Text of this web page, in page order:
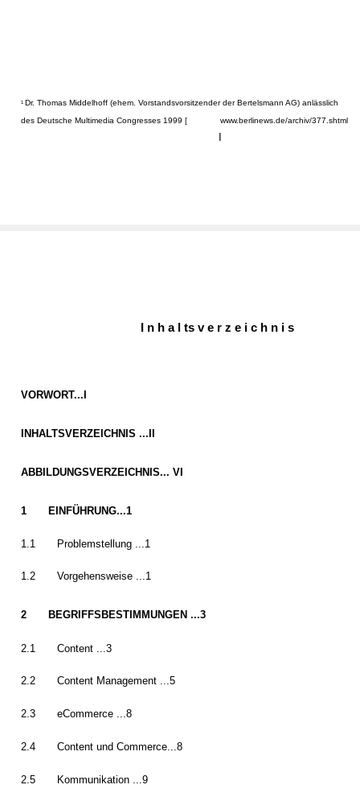
1
Dr. Thomas Middelhoff (ehem. Vorstandsvorsitzender der Bertelsmann AG) anlässlich
des Deutsche Multimedia Congresses 1999 [
www.berlinews.de/archiv/377.shtml
I n h a l ts v e r z e i c h n i s
VORWORT...I
INHALTSVERZEICHNIS ...II
ABBILDUNGSVERZEICHNIS... VI
1 EINFÜHRUNG...1
1.1 Problemstellung ...1
1.2 Vorgehensweise ...1
2 BEGRIFFSBESTIMMUNGEN ...3
2.1 Content ...3
2.2 Content Management ...5
2.3 eCommerce ...8
2.4 Content und Commerce...8
2.5 Kommunikation ...9